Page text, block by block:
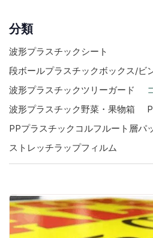
分類
波形プラスチックシート
段ボールプラスチックボックス/ビ
波形プラスチックツリーガード
波形プラスチック野菜・果物箱
PPプラスチックコルフルート層パ
ストレッチラップフィルム